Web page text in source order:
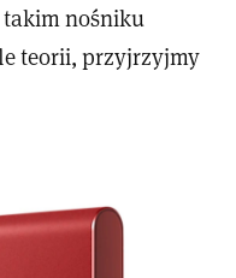
nośniku
teorii, przyjrzyjmy